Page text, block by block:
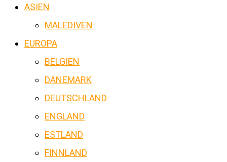
ASIEN
MALEDIVEN
EUROPA
BELGIEN
DÄNEMARK
DEUTSCHLAND
ENGLAND
ESTLAND
FINNLAND